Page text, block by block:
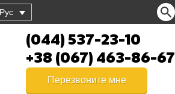
Рус
(044) 537-23-10
+38 (067) 463-86-67
Перезвоните мне